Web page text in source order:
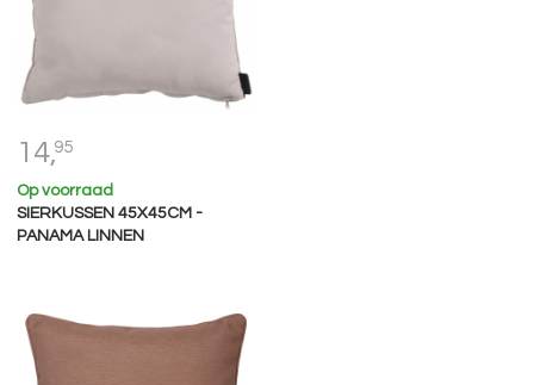
14,95
Op voorraad
SIERKUSSEN 45X45CM -
PANAMA LINNEN